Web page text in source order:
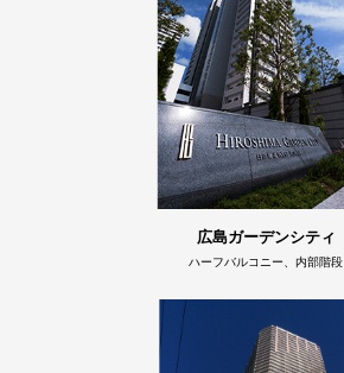
広島ガーデンシティ
ハーフバルコニー、内部階段